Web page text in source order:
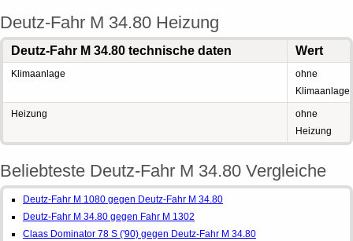
Deutz-Fahr M 34.80 Heizung
Deutz-Fahr M 34.80 technische daten Wert
Klimaanlage
ohne
Klimaanlage
Heizung
ohne
Heizung
Beliebteste Deutz-Fahr M 34.80 Vergleiche
Deutz-Fahr M 1080 gegen Deutz-Fahr M 34.80
Deutz-Fahr M 34.80 gegen Fahr M 1302
Claas Dominator 78 S ('90) gegen Deutz-Fahr M 34.80